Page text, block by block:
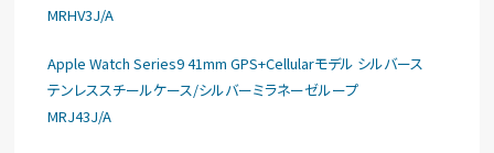
MRHV3J/A
Apple Watch Series9 41mm GPS+Cellularモデル シルバース
テンレススチールケース/シルバーミラネーゼループ
MRJ43J/A